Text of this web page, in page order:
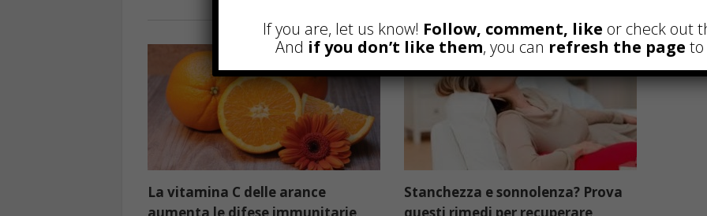
La vitamina C delle arance
Stanchezza e sonnolenza? Prova
If you are, let us know! Follow, comment, like or check out
And if you don’t like them, you can refresh the page to